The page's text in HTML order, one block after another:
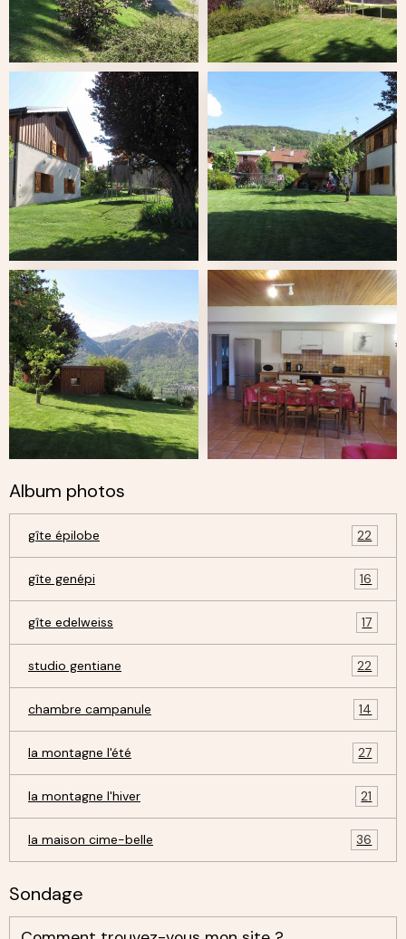
Album photos
gîte épilobe 22
gîte genépi 16
gîte edelweiss 17
studio gentiane 22
chambre campanule 14
la montagne l'été 27
la montagne l'hiver 21
la maison cime-belle 36
Sondage